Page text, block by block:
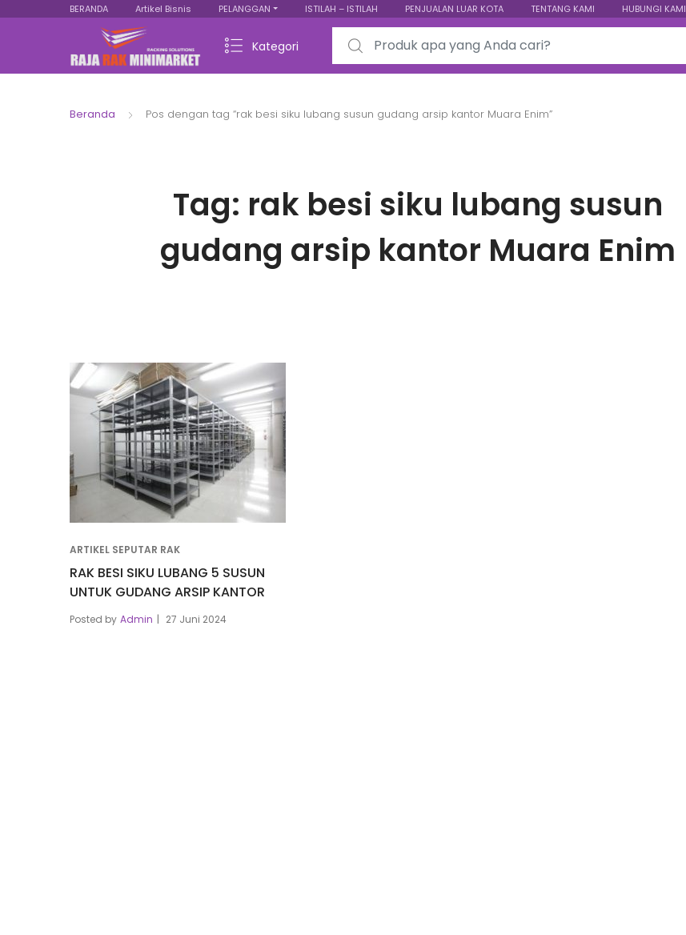
BERANDA Artikel Bisnis PELANGGAN ISTILAH – ISTILAH PENJUALAN LUAR KOTA TENTANG KAMI HUBUNGI KAMI
Kategori
Search for:
Beranda Pos dengan tag “rak besi siku lubang susun gudang arsip kantor Muara Enim”
Tag: rak besi siku lubang susun
gudang arsip kantor Muara Enim
ARTIKEL SEPUTAR RAK
RAK BESI SIKU LUBANG 5 SUSUN
UNTUK GUDANG ARSIP KANTOR
Posted by Admin 27 Juni 2024